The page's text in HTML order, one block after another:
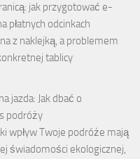
jak przygotować e-
płatnych odcinkach
z naklejką, a problemem
tablicy
jazda: Jak dbać o
podróży
wpływ Twoje podróże mają
świadomości ekologicznej,